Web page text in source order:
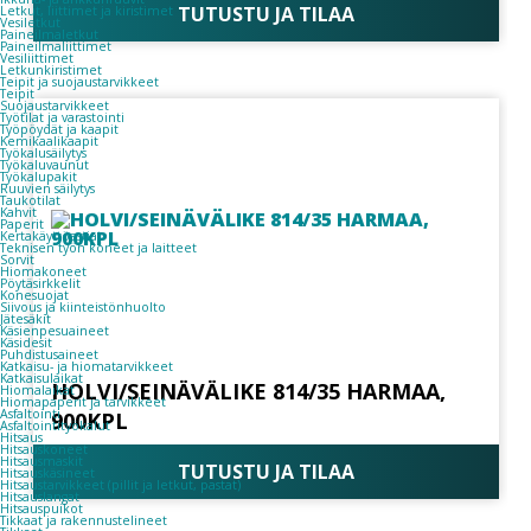
Letkut, liittimet ja kiristimet
Vesiletkut
Paineilmaletkut
Paineilmaliittimet
Vesiliittimet
Letkunkiristimet
Teipit ja suojaustarvikkeet
Teipit
Suojaustarvikkeet
Työtilat ja varastointi
Työpöydät ja kaapit
Kemikaalikaapit
Työkalusäilytys
Työkaluvaunut
Työkalupakit
Ruuvien säilytys
Taukotilat
Kahvit
Paperit
Kertakäyttöastiat
Teknisen työn koneet ja laitteet
Sorvit
Hiomakoneet
Pöytäsirkkelit
Konesuojat
Siivous ja kiinteistönhuolto
Jätesäkit
Käsienpesuaineet
Käsidesit
Puhdistusaineet
Katkaisu- ja hiomatarvikkeet
Katkaisulaikat
Hiomalaikat
Hiomapaperit ja tarvikkeet
Asfaltointi
Asfaltointityökalut
Hitsaus
Hitsauskoneet
Hitsausmaskit
Hitsauskäsineet
Hitsaustarvikkeet (pillit ja letkut, pastat)
Hitsauslangat
Hitsauspuikot
Tikkaat ja rakennustelineet
TUTUSTU JA TILAA
HOLVI/SEINÄVÄLIKE 814/35 HARMAA,
900KPL
TUTUSTU JA TILAA